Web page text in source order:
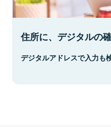
住所に、デジタルの
デジタルアドレスで入力も